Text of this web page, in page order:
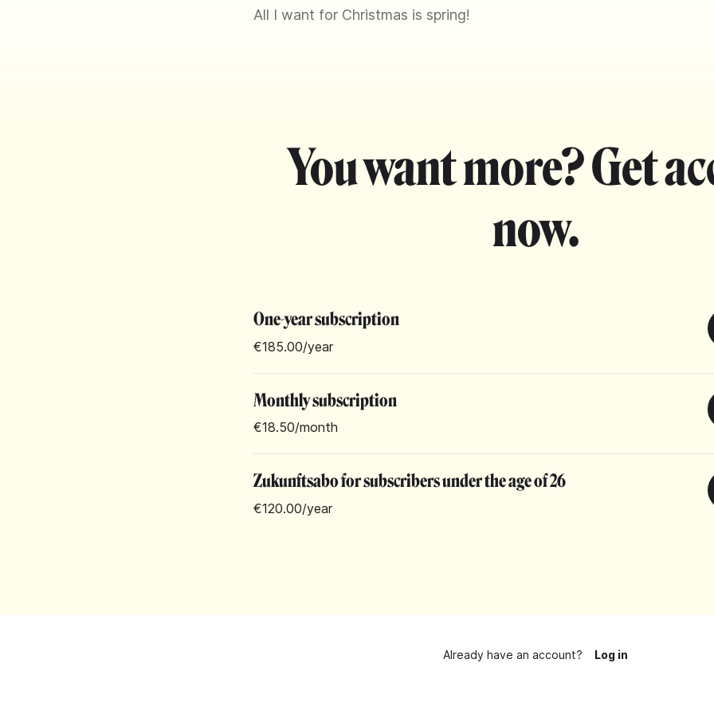
All I want for Christmas is spring!
You want more? Get
now.
One-year subscription
€185.00/year
Monthly subscription
€18.50/month
Zukunftsabo for subscribers under the age of 26
€120.00/year
Already have an account? Log in